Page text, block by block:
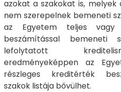
azokat a szakokat is, melyek
nem szerepelnek bemeneti
az Egyetem teljes vagy
beszámítással bemeneti
lefolytatott
eredményeképpen az
részleges kreditérték
szakok listája bővülhet.